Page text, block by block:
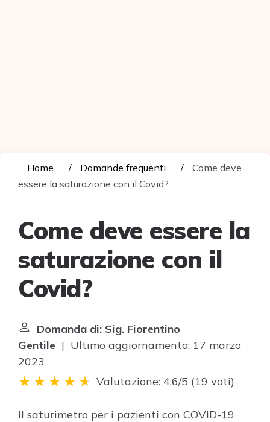
Home Domande frequenti
Come deve
essere la saturazione con il Covid?
Come deve essere la
saturazione con il
Covid?
Domanda di: Sig. Fiorentino
Gentile | Ultimo aggiornamento: 17 marzo
2023
Valutazione: 4.6/5 (19 voti)
Il saturimetro per i pazienti con COVID-19